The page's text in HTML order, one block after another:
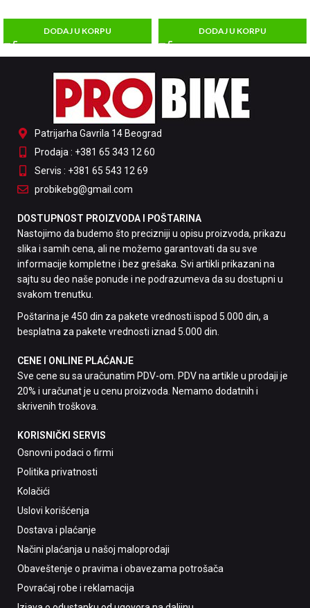
DODAJ U KORPU DODAJ U KORPU
Patrijarha Gavrila 14 Beograd
Prodaja : +381 65 343 12 60
Servis : +381 65 543 12 69
probikebg@gmail.com
DOSTUPNOST PROIZVODA I POŠTARINA
Nastojimo da budemo što precizniji u opisu proizvoda, prikazu
slika i samih cena, ali ne možemo garantovati da su sve
informacije kompletne i bez grešaka. Svi artikli prikazani na
sajtu su deo naše ponude i ne podrazumeva da su dostupni u
svakom trenutku.
Poštarina je 450 din za pakete vrednosti ispod 5.000 din, a
besplatna za pakete vrednosti iznad 5.000 din.
CENE I ONLINE PLAĆANJE
Sve cene su sa uračunatim PDV-om. PDV na artikle u prodaji je
20% i uračunat je u cenu proizvoda. Nemamo dodatnih i
skrivenih troškova.
KORISNIČKI SERVIS
Osnovni podaci o firmi
Politika privatnosti
Kolačići
Uslovi korišćenja
Dostava i plaćanje
Načini plaćanja u našoj maloprodaji
Obaveštenje o pravima i obavezama potrošača
Povraćaj robe i reklamacija